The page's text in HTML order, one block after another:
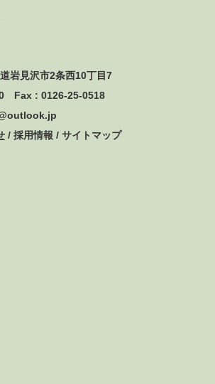
岩見沢市2条西10丁目7
Fax : 0126-25-0518
/ 採用情報 / サイトマップ